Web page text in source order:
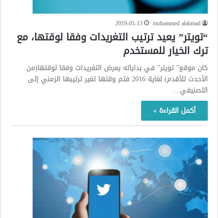
mohammed alahmad
2019-01-13
“تويتر” يعيد ترتيب التغريدات وفقا لوقتها، مع
ترك الخيار للمستخدم
كان موقع” تويتر” في بداياته يعرض التغريدات وفقا لوقتها(من
الأحدث للأقدم) لغاية 2016 فتم وقتها تغير ترتيبها الزمني إلى
التصنيفي…
أكمل القراءة »